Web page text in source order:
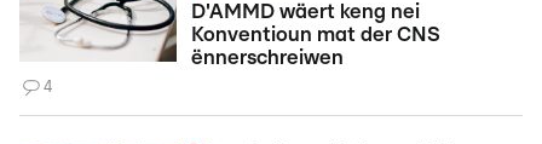
D'AMMD wäert keng nei
Konventioun mat der CNS
ënnerschreiwen
4